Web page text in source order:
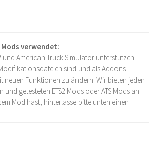
verwendet:
und American Truck Simulator unterstützen
sind und als Addons
neuen Funktionen zu ändern. Wir bieten jeden
getesteten ETS2 Mods oder ATS Mods an.
Mod hast, hinterlasse bitte unten einen